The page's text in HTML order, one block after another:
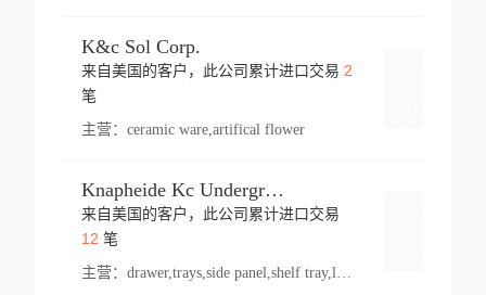
K&c Sol Corp.
来自美国的客户，此公司累计进口交易 2
笔
主营： ceramic ware,artifical flower
Knapheide Kc Underground
来自美国的客户，此公司累计进口交易
12 笔
主营：